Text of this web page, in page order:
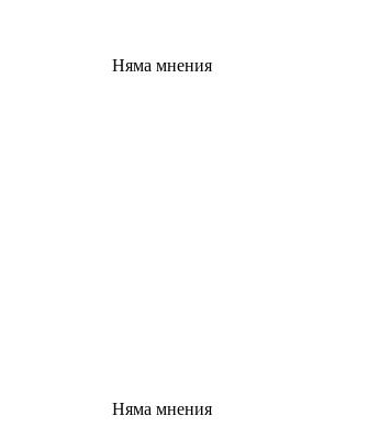
Няма мнения
Няма мнения